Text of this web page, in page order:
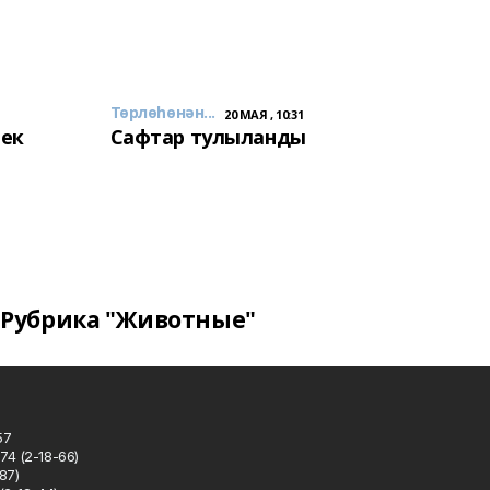
Төрлөһөнән... 20 МАЯ , 10:31
Сафтар тулыланды
Рубрика "Животные"
(2-18-66)